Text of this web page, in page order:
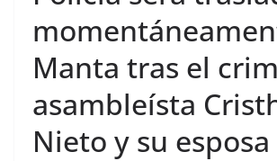
Manta tras el
asambleísta
Nieto y su esposa